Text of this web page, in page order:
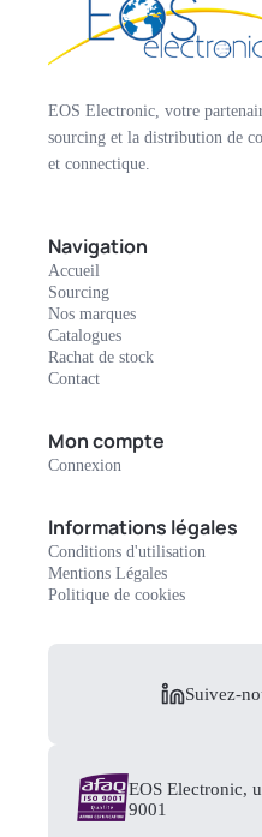
EOS Electronic, votre
sourcing et la distribution de
et connectique.
Navigation
Accueil
Sourcing
Nos marques
Catalogues
Rachat de stock
Contact
Mon compte
Connexion
Informations légales
Conditions d'utilisation
Mentions Légales
Politique de cookies
Suivez-
EOS Electronic,
9001